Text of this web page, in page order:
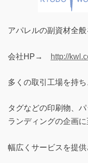
アパレルの副資材全般
会社HP→ http://
多くの取引工場を持
タグなどの印刷物、
ランディングの企画に
幅広くサービスを提供